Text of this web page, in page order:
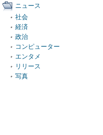
ニュース
社会
経済
政治
コンピューター
エンタメ
リリース
写真